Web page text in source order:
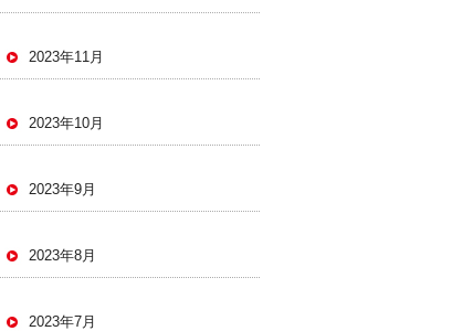
2023年11月
2023年10月
2023年9月
2023年8月
2023年7月